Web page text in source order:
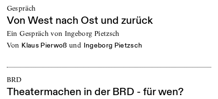
Gespräch
Von West nach Ost und zurück
Ein Gespräch von Ingeborg Pietzsch
von Klaus Pierwoß und Ingeborg Pietzsch
BRD
Theatermachen in der BRD - für wen?